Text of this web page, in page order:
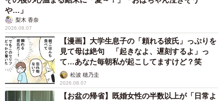
や…」
梨木 香奈
2026.08.07
【漫画】大学生息子の「頼れる彼氏」っぷりを
見て母は絶句 「起きなよ、遅刻するよ」っ
て…あなた毎朝私が起こしてますけど？笑
松波 穂乃圭
2026.08.07
【お盆の帰省】既婚女性の半数以上が「日常よ